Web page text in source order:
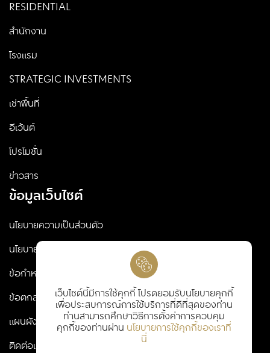
RESIDENTIAL
สำนักงาน
โรงแรม
STRATEGIC INVESTMENTS
เช่าพื้นที่
อีเว้นต์
โปรโมชั่น
ข่าวสาร
ข้อมูลเว็บไซต์
นโยบายความเป็นส่วนตัว
นโยบายคุกกี้
ข้อกำหนดและเงื่อนไข
ข้อตกลงและเงื่อนไข
แผนผังเว็บไซต์
ติดต่อเรา
เว็บไซต์นี้มีการใช้คุกกี้ โปรดยอมรับนโยบายคุกกี้
เพื่อประสบการณ์การใช้บริการที่ดีที่สุดของท่าน
ท่านสามารถศึกษาวิธีการตั้งค่าการควบคุม
คุกกี้ของท่านผ่าน นโยบายการใช้คุกกี้ของเราที่
นี่